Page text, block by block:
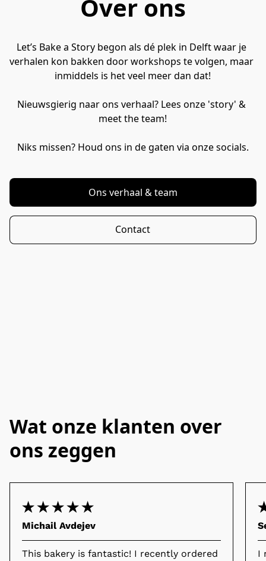
Over ons
Let’s Bake a Story begon als dé plek in Delft waar je
verhalen kon bakken door workshops te volgen, maar
inmiddels is het veel meer dan dat!
Nieuwsgierig naar ons verhaal? Lees onze 'story' &
meet the team!
Niks missen? Houd ons in de gaten via onze socials.
Ons verhaal & team
Contact
Wat onze klanten over
ons zeggen
Michail Avdejev
This bakery is fantastic! I recently ordered
I